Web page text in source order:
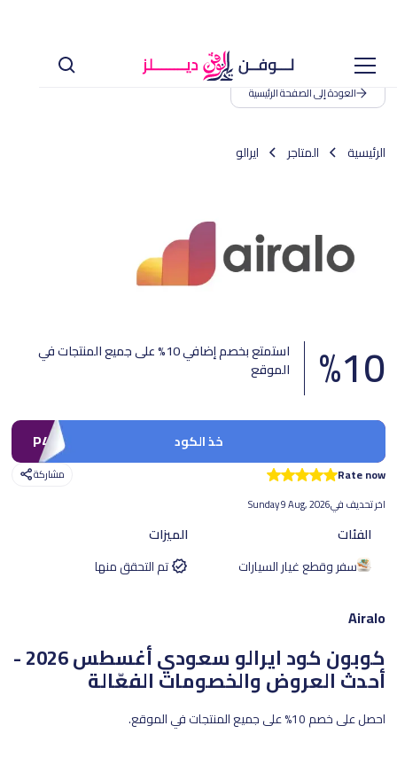
العودة إلى الصفحة الرئيسية
الرئيسية المتاجر ايرالو
10
% استمتع بخصم إضافي 10% على جميع المنتجات في
الموقع
P4 خذ الكود
Rate now
مشاركة
اخر تحديف فيSunday 9 Aug, 2026
الفئات
سفر وقطع غيار السيارات
الميزات
تم التحقق منها
Airalo
كوبون كود ايرالو سعودي أغسطس 2026 -
أحدث العروض والخصومات الفعّالة
احصل على خصم 10% على جميع المنتجات في الموقع.